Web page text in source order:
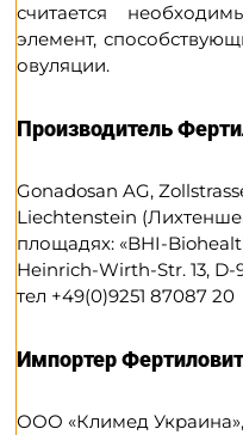
считается
элемент,
овуляции.
Производитель
Gonadosan AG,
Liechtenstein
площадях: «BHI-
Heinrich-Wirth-Str. 13,
тел +49(0)9251 87087 20
Импортер
ООО «Климед Украина»,